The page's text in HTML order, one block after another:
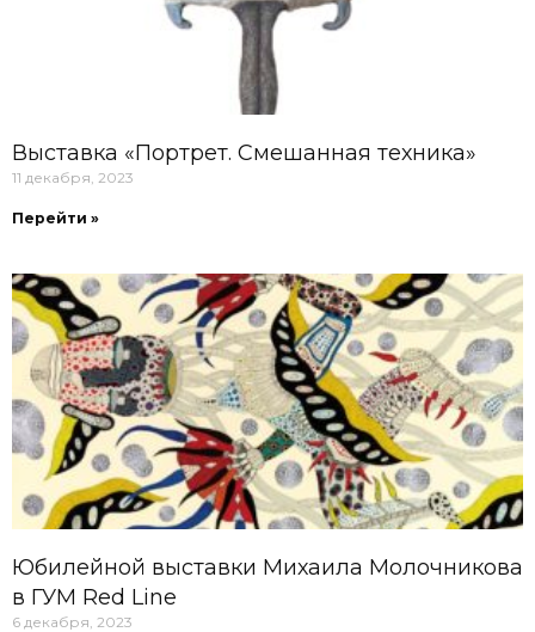
Выставка «Портрет. Смешанная техника»
11 декабря, 2023
Перейти »
Юбилейной выставки Михаила Молочникова
в ГУМ Red Line
6 декабря, 2023